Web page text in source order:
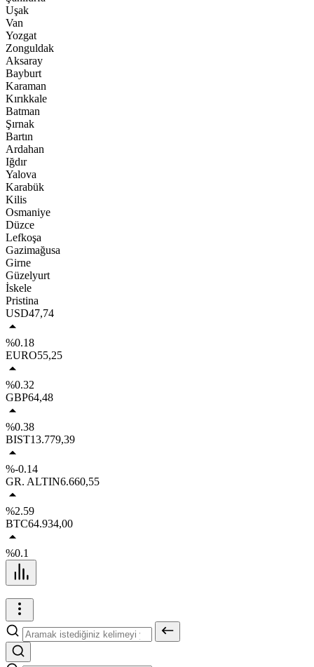
Uşak
Van
Yozgat
Zonguldak
Aksaray
Bayburt
Karaman
Kırıkkale
Batman
Şırnak
Bartın
Ardahan
Iğdır
Yalova
Karabük
Kilis
Osmaniye
Düzce
Lefkoşa
Gazimağusa
Girne
Güzelyurt
İskele
Pristina
USD47,74
%0.18
EURO55,25
%0.32
GBP64,48
%0.38
BIST13.779,39
%-0.14
GR. ALTIN6.660,55
%2.59
BTC64.934,00
%0.1